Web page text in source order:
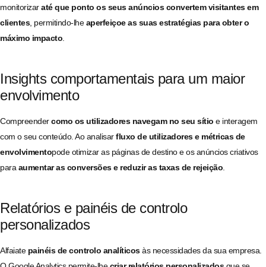
monitorizaraté que ponto os seus anúncios convertem visitantes em
clientes, permitindo-lheaperfeiçoe as suas estratégias para obter o
máximo impacto
Insights comportamentais para um maior
envolvimento
Compreendercomo os utilizadores navegam no seu sítio e interagem
com o seu conteúdo. Ao analisarfluxo de utilizadores e métricas de
envolvimentopode otimizar as páginas de destino e os anúncios criativos
para aumentar as conversões e reduzir as taxas de rejeição
Relatórios e painéis de controlo
personalizados
Alfaiate painéis de controlo analíticosàs necessidades da sua empresa.